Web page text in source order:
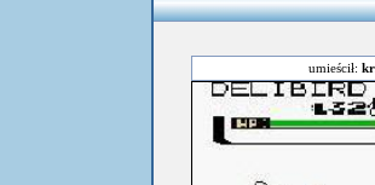
umieścił: